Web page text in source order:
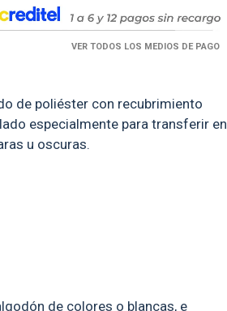
de poliéster con recubrimiento
especialmente para transferir en
u oscuras.
de colores o blancas, e
VER TODOS LOS MEDIOS DE PAGO
navideño
Madera Cristal
$ 110